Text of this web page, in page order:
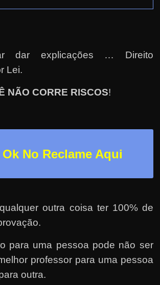
dar explicações … Direito
Lei.
NÃO CORRE RISCOS!
Ok No Reclame Aqui
outra coisa ter 100% de
para uma pessoa pode não ser
professor para uma pessoa
outra.